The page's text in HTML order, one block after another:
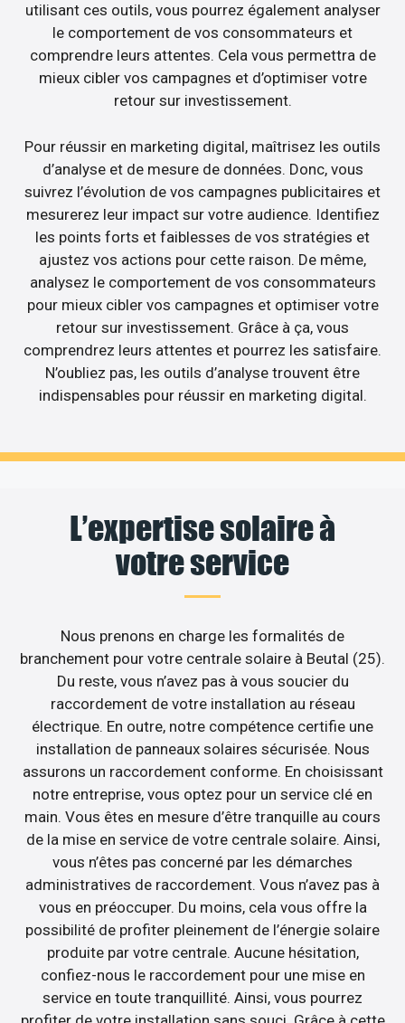
utilisant ces outils, vous pourrez également analyser
le comportement de vos consommateurs et
comprendre leurs attentes. Cela vous permettra de
mieux cibler vos campagnes et d’optimiser votre
retour sur investissement.
Pour réussir en marketing digital, maîtrisez les outils
d’analyse et de mesure de données. Donc, vous
suivrez l’évolution de vos campagnes publicitaires et
mesurerez leur impact sur votre audience. Identifiez
les points forts et faiblesses de vos stratégies et
ajustez vos actions pour cette raison. De même,
analysez le comportement de vos consommateurs
pour mieux cibler vos campagnes et optimiser votre
retour sur investissement. Grâce à ça, vous
comprendrez leurs attentes et pourrez les satisfaire.
N’oubliez pas, les outils d’analyse trouvent être
indispensables pour réussir en marketing digital.
L’expertise solaire à
votre service
Nous prenons en charge les formalités de
branchement pour votre centrale solaire à Beutal (25).
Du reste, vous n’avez pas à vous soucier du
raccordement de votre installation au réseau
électrique. En outre, notre compétence certifie une
installation de panneaux solaires sécurisée. Nous
assurons un raccordement conforme. En choisissant
notre entreprise, vous optez pour un service clé en
main. Vous êtes en mesure d’être tranquille au cours
de la mise en service de votre centrale solaire. Ainsi,
vous n’êtes pas concerné par les démarches
administratives de raccordement. Vous n’avez pas à
vous en préoccuper. Du moins, cela vous offre la
possibilité de profiter pleinement de l’énergie solaire
produite par votre centrale. Aucune hésitation,
confiez-nous le raccordement pour une mise en
service en toute tranquillité. Ainsi, vous pourrez